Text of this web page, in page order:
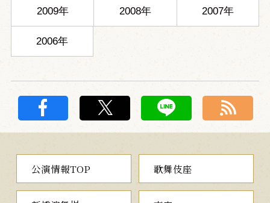
2009年 2008年 2007年
2006年
公演情報TOP 歌舞伎座